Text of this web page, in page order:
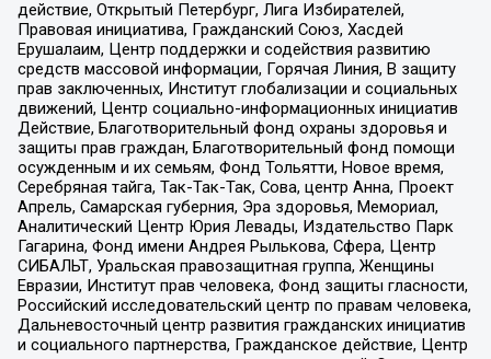
действие, Открытый Петербург, Лига Избирателей,
Правовая инициатива, Гражданский Союз, Хасдей
Ерушалаим, Центр поддержки и содействия развитию
средств массовой информации, Горячая Линия, В защиту
прав заключенных, Институт глобализации и социальных
движений, Центр социально-информационных инициатив
Действие, Благотворительный фонд охраны здоровья и
защиты прав граждан, Благотворительный фонд помощи
осужденным и их семьям, Фонд Тольятти, Новое время,
Серебряная тайга, Так-Так-Так, Сова, центр Анна, Проект
Апрель, Самарская губерния, Эра здоровья, Мемориал,
Аналитический Центр Юрия Левады, Издательство Парк
Гагарина, Фонд имени Андрея Рылькова, Сфера, Центр
СИБАЛЬТ, Уральская правозащитная группа, Женщины
Евразии, Институт прав человека, Фонд защиты гласности,
Российский исследовательский центр по правам человека,
Дальневосточный центр развития гражданских инициатив
и социального партнерства, Гражданское действие, Центр